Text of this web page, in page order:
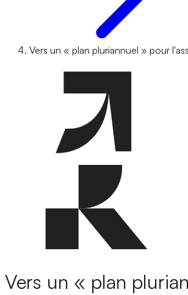
Vers un « plan pluriannuel » pour
Vers un « plan